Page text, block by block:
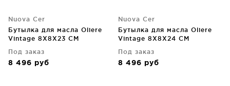
Nuova Cer
Бутылка для масла Oliere
Vintage 8X8X23 CM
Под заказ
8 496 руб
Nuova Cer
Бутылка для масла Oliere
Vintage 8X8X24 CM
Под заказ
8 496 руб